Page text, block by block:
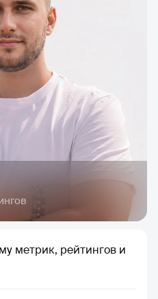
метрик, рейтингов и